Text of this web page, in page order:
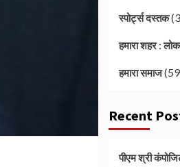
स्पोर्ट्स दस्तक
हमारा शहर :
हमारा समाज
Recent
पीएम श्री